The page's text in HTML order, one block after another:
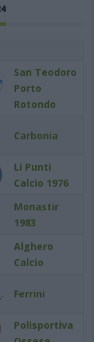
San Teodoro
Porto
Rotondo
Carbonia
Li Punti
Calcio 1976
Monastir
1983
Alghero
Calcio
Ferrini
Polisportiva